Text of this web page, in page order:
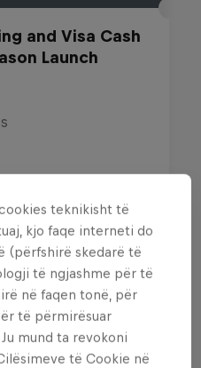
and Visa Cash
Launch
nga
teknikisht të
kjo faqe interneti do
(përfshirë skedarë të
të ngjashme për të
në faqen tonë, për
të përmirësuar
mund ta revokoni
të Cookie në